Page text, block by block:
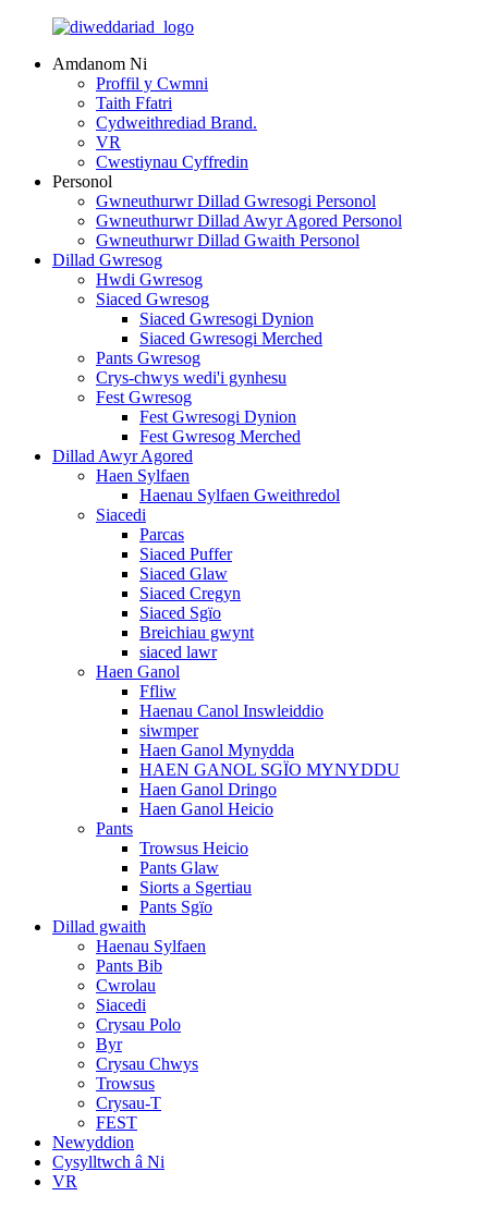
Amdanom Ni
Proffil y Cwmni
Taith Ffatri
Cydweithrediad Brand.
VR
Cwestiynau Cyffredin
Personol
Gwneuthurwr Dillad Gwresogi Personol
Gwneuthurwr Dillad Awyr Agored Personol
Gwneuthurwr Dillad Gwaith Personol
Dillad Gwresog
Hwdi Gwresog
Siaced Gwresog
Siaced Gwresogi Dynion
Siaced Gwresogi Merched
Pants Gwresog
Crys-chwys wedi'i gynhesu
Fest Gwresog
Fest Gwresogi Dynion
Fest Gwresog Merched
Dillad Awyr Agored
Haen Sylfaen
Haenau Sylfaen Gweithredol
Siacedi
Parcas
Siaced Puffer
Siaced Glaw
Siaced Cregyn
Siaced Sgïo
Breichiau gwynt
siaced lawr
Haen Ganol
Ffliw
Haenau Canol Inswleiddio
siwmper
Haen Ganol Mynydda
HAEN GANOL SGÏO MYNYDDU
Haen Ganol Dringo
Haen Ganol Heicio
Pants
Trowsus Heicio
Pants Glaw
Siorts a Sgertiau
Pants Sgïo
Dillad gwaith
Haenau Sylfaen
Pants Bib
Cwrolau
Siacedi
Crysau Polo
Byr
Crysau Chwys
Trowsus
Crysau-T
FEST
Newyddion
Cysylltwch â Ni
VR